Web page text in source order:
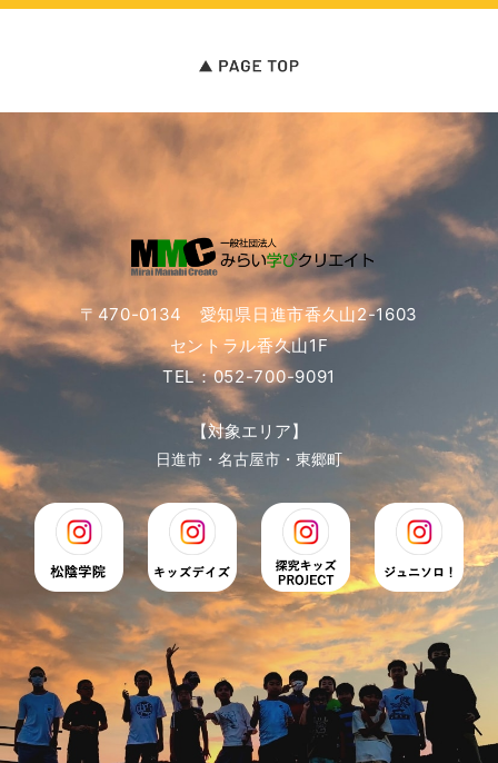
〒470-0134 愛知県日進市香久山2-1603
セントラル香久山1F
TEL：052-700-9091
【対象エリア】
日進市・名古屋市・東郷町